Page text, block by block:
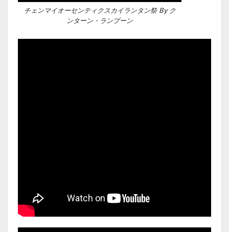
チェンマイオーセンティクスカイランタン祭 By ク
ンターン・ランプーン